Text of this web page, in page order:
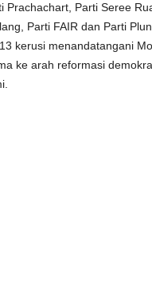
Prachachart, Parti Seree
Parti FAIR dan Parti
kerusi menandatangani
ke arah reformasi